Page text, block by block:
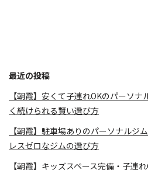
最近の投稿
【朝霞】安くて子連れOKのパーソ
く続けられる賢い選び方
【朝霞】駐車場ありのパーソナルジ
レスゼロなジムの選び方
【朝霞】キッズスペース完備・子連